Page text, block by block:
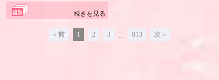
最近体験の女の子増えました😊
クラブアイ＆Cats キャッツでは
だ…いや、お店が続く限り、一緒
に働いてくれる女の子・スタッフ
続きを見る
« 前 1 2 3 ... 813 次 »